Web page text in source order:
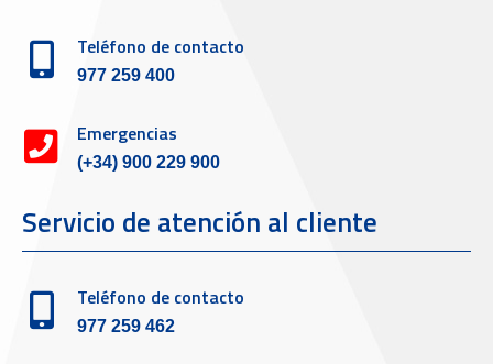
Teléfono de contacto
977 259 400
Emergencias
(+34) 900 229 900
Servicio de atención al cliente
Teléfono de contacto
977 259 462